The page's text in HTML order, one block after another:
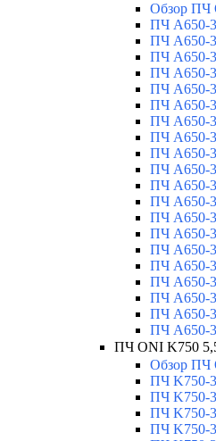
Обзор ПЧ
ПЧ A650-
ПЧ A650-
ПЧ A650-
ПЧ A650-
ПЧ A650-
ПЧ A650-
ПЧ A650-
ПЧ A650-
ПЧ A650-
ПЧ A650-
ПЧ A650-
ПЧ A650-
ПЧ A650-
ПЧ A650-
ПЧ A650-
ПЧ A650-
ПЧ A650-
ПЧ A650-
ПЧ A650-
ПЧ A650-
ПЧ ONI K750
Обзор ПЧ
ПЧ K750-
ПЧ K750-
ПЧ K750-
ПЧ K750-